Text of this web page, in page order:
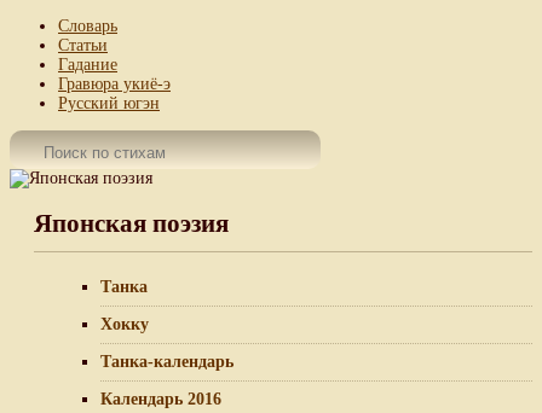
Словарь
Статьи
Гадание
Гравюра укиё-э
Русский югэн
Японская поэзия
Танка
Хокку
Танка-календарь
Календарь 2016